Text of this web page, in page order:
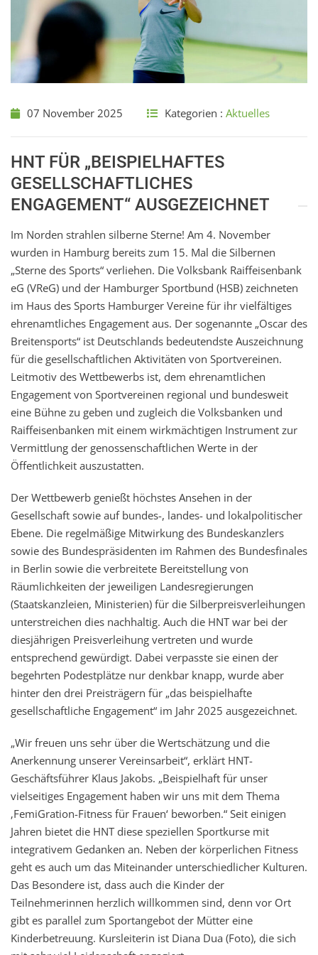
07 November 2025 Kategorien : Aktuelles
HNT FÜR „BEISPIELHAFTES
GESELLSCHAFTLICHES
ENGAGEMENT“ AUSGEZEICHNET
Im Norden strahlen silberne Sterne! Am 4. November
wurden in Hamburg bereits zum 15. Mal die Silbernen
„Sterne des Sports“ verliehen. Die Volksbank Raiffeisenbank
eG (VReG) und der Hamburger Sportbund (HSB) zeichneten
im Haus des Sports Hamburger Vereine für ihr vielfältiges
ehrenamtliches Engagement aus. Der sogenannte „Oscar des
Breitensports“ ist Deutschlands bedeutendste Auszeichnung
für die gesellschaftlichen Aktivitäten von Sportvereinen.
Leitmotiv des Wettbewerbs ist, dem ehrenamtlichen
Engagement von Sportvereinen regional und bundesweit
eine Bühne zu geben und zugleich die Volksbanken und
Raiffeisenbanken mit einem wirkmächtigen Instrument zur
Vermittlung der genossenschaftlichen Werte in der
Öffentlichkeit auszustatten.
Der Wettbewerb genießt höchstes Ansehen in der
Gesellschaft sowie auf bundes-, landes- und lokalpolitischer
Ebene. Die regelmäßige Mitwirkung des Bundeskanzlers
sowie des Bundespräsidenten im Rahmen des Bundesfinales
in Berlin sowie die verbreitete Bereitstellung von
Räumlichkeiten der jeweiligen Landesregierungen
(Staatskanzleien, Ministerien) für die Silberpreisverleihungen
unterstreichen dies nachhaltig. Auch die HNT war bei der
diesjährigen Preisverleihung vertreten und wurde
entsprechend gewürdigt. Dabei verpasste sie einen der
begehrten Podestplätze nur denkbar knapp, wurde aber
hinter den drei Preisträgern für „das beispielhafte
gesellschaftliche Engagement“ im Jahr 2025 ausgezeichnet.
„Wir freuen uns sehr über die Wertschätzung und die
Anerkennung unserer Vereinsarbeit“, erklärt HNT-
Geschäftsführer Klaus Jakobs. „Beispielhaft für unser
vielseitiges Engagement haben wir uns mit dem Thema
‚FemiGration-Fitness für Frauen‘ beworben.“ Seit einigen
Jahren bietet die HNT diese speziellen Sportkurse mit
integrativem Gedanken an. Neben der körperlichen Fitness
geht es auch um das Miteinander unterschiedlicher Kulturen.
Das Besondere ist, dass auch die Kinder der
Teilnehmerinnen herzlich willkommen sind, denn vor Ort
gibt es parallel zum Sportangebot der Mütter eine
Kinderbetreuung. Kursleiterin ist Diana Dua (Foto), die sich